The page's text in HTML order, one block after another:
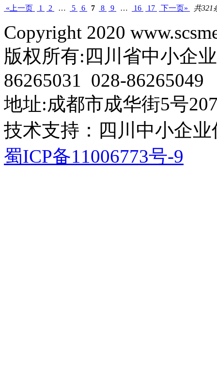
«上一页 1 2 … 5 6 7 8 9 … 16 17 下一页» 共321
Copyright 2020
版权所有:四川省中小企
86265031 028-86265049
地址:成都市成华街5号
技术支持：四川中小企
蜀ICP备11006773号-9